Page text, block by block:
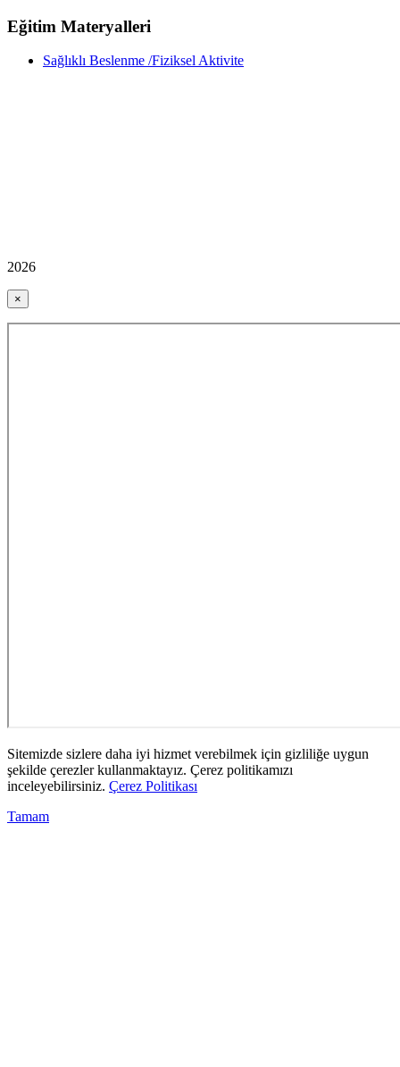
Eğitim Materyalleri
Sağlıklı Beslenme /Fiziksel Aktivite
2026
×
Sitemizde sizlere daha iyi hizmet verebilmek için gizliliğe uygun
şekilde çerezler kullanmaktayız. Çerez politikamızı
inceleyebilirsiniz. Çerez Politikası
Tamam